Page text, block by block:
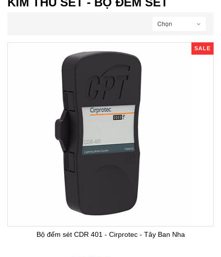
Chọn
SALE
Bộ đếm sét CDR 401 - Cirprotec - Tây Ban Nha